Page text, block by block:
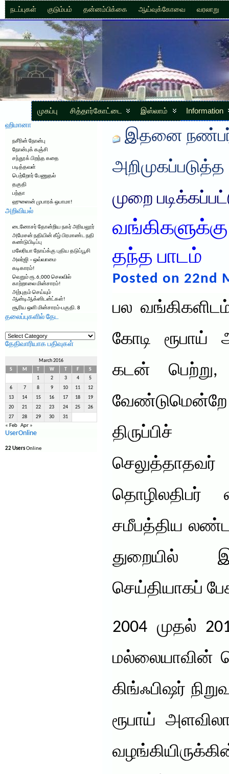
நடப்புகள் குடும்பம் தன்னம்பிக்கை ஆய்வுக்கோவை வரலாறு
முகப்பு சித்தார்கோட்டை இஸ்லாம் Information
ஹிமானா
நசீரின் நோன்பு
நோன்புக் கஞ்சி
சந்தூக் பிறந்த கதை
படித்தவள்
பெற்றோர் பேணுதல்
தகுதி
பந்தா
ஹுஸைன் முபாரக் ஒபாமா!
அறிவியல்
டைனோசர் தோன்றிய நகர் அரியலூர்
அமேசன் நதியின் கீழ் பிரமாண்ட நதி
கண்டுபிடிப்பு
மலேரியா நோய்க்கு புதிய தடுப்பூசி
அலர்ஜி – ஒவ்வாமை
கடிகாரம்!
வெறும் ரூ.6,000 செலவில்
காற்றாலை மின்சாரம்!
அற்புதம் செய்யும்
ஆன்டிஆக்ஸிடன்ட்கள்!
சூரிய ஒளி மின்சாரம்-பகுதி. 8
தலைப்புகளில் தேட
தலைப்புகளில்
தேட
தேதிவாரியாக பதிவுகள்
March 2016
S
M W F
S
1
2 3 4 5
6 7 8 9 10 11 12
13 14 15 16 17 18 19
20 21 22 23 24 25 26
27 28 29 30 31
« Feb Apr »
UserOnline
22 UsersOnline
இதனை
அறிமுகப்படுத்த
முறை
தந்த பாடம்
Posted on 22nd
பல
கோடி ரூபாய்
கடன்
வேண்டுமென்றே
திருப்பிச்
செலுத்தாதவர்
தொழிலதிபர்
சமீபத்திய
துறையில்
செய்தியாகப்
2004 முதல்
மல்லையாவின்
கிங்ஃபிஷர்
ரூபாய்